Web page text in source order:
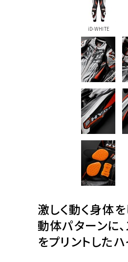
iD-WHITE
激しく動く身体
動体パターンに
をプリントした